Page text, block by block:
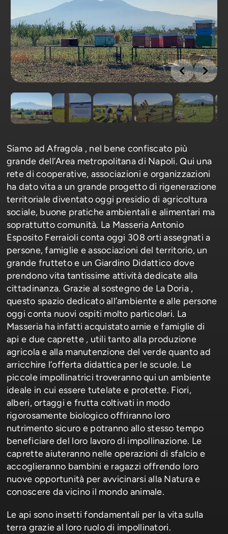
Siamo ad Afragola , nel bene confiscato più
grande dell’Area metropolitana di Napoli. Qui una
rete di cooperative, associazioni e organizzazioni
ha dato vita a un grande progetto di rigenerazione
territoriale diventato oggi presidio di agricoltura
sociale, buone pratiche ambientali e alimentari ma
soprattutto comunità. La Masseria Antonio
Esposito Ferraioli conta oggi 308 orti assegnati a
persone, famiglie e associazioni del territorio, un
grande frutteto e un Giardino Didattico dove
prendono vita tantissime attività dedicate alla
cittadinanza. Grazie al sostegno de La Doria ,
questo spazio dedicato all’ambiente e alle persone
oggi conta nuovi ospiti molto particolari. La
Masseria ha infatti acquistato arnie e famiglie di
api e due caprette , utili tanto alla produzione
agricola e alla manutenzione del verde quanto ad
arricchire l’offerta didattica per le scuole. Le
piccole impollinatrici troveranno qui un ambiente
ideale in cui essere tutelate e protette. Fiori,
alberi, ortaggi e frutta coltivati in modo
rigorosamente biologico offriranno loro
nutrimento sicuro e potranno allo stesso tempo
beneficiare del loro lavoro di impollinazione. Le
caprette aiuteranno nelle operazioni di sfalcio e
accoglieranno bambini e ragazzi offrendo loro
nuove opportunità per avvicinarsi alla Natura e
conoscere da vicino il mondo animale.
Le api sono insetti fondamentali per la vita sulla
terra grazie al loro ruolo di impollinatori.